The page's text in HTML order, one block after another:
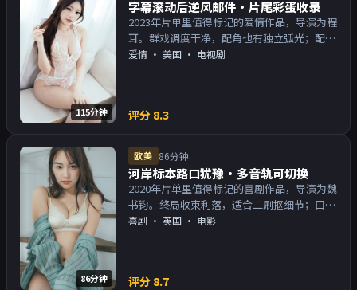
115分钟
字幕滚动后逆风邮件·片尾彩蛋收录
2023年片单里值得标记的爱情作品，导演为程
耳。群戏调度干净，配角也有独立弧光；配乐
与画面气质统一。主演以演技派为主，适合喜
爱情 · 美国 · 电视剧
评分 8.3
86分钟
欧美 86分钟
河岸标本路口犹豫·多音轨可切换
2020年片单里值得标记的喜剧作品，导演为魏
书钧。终局收束利落，适合二刷抠细节；口碑
向与娱乐性兼顾。主演以演技派为主，适合喜
喜剧 · 英国 · 电影
评分 8.7